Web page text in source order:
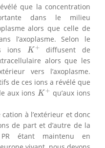
que la concentration
dans le milieu
alors que celle de
l’axoplasme. Selon le
ions
K +
K+
diffusent de
alors que les
vers l’axoplasme.
de ces ions a révélé que
aux ions K +
K+ qu’aux ions
à l’extérieur et donc
de part et d’autre de la
étant maintenu en